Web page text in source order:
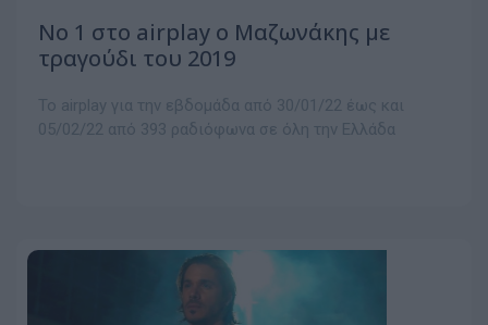
Νο 1 στο airplay ο Μαζωνάκης με
τραγούδι του 2019
Το airplay για την εβδομάδα από 30/01/22 έως και
05/02/22 από 393 ραδιόφωνα σε όλη την Ελλάδα